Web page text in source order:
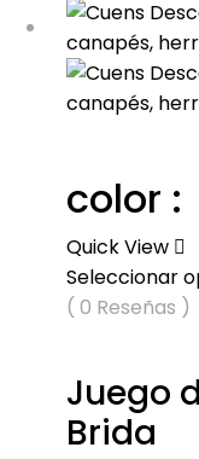
color :
Quick View
Seleccionar
( 0 Reseñas )
Juego
Brida